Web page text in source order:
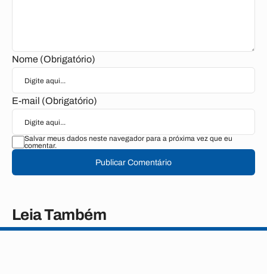
Nome (Obrigatório)
E-mail (Obrigatório)
Salvar meus dados neste navegador para a próxima vez que eu
comentar.
Publicar Comentário
Leia Também